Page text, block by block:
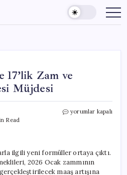
17’lik Zam ve
Müjdesi
Read
Emeklilere
Bayram
İkramiyesi
Müjdesi
yorumlar kapalı
ilgili yeni formüller ortaya çıktı.
2026 Ocak zammının
maaş artışına